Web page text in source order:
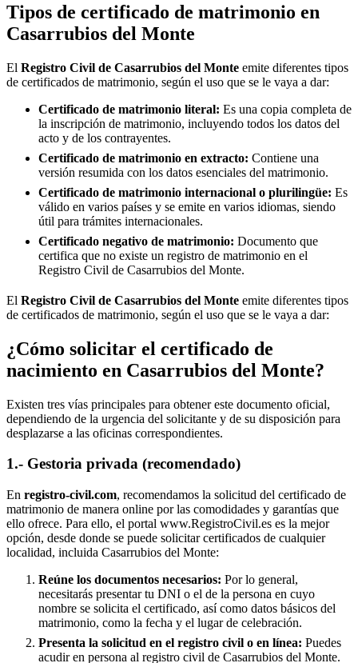
Tipos de certificado de matrimonio en
Casarrubios del Monte
El Registro Civil de Casarrubios del Monte emite diferentes tipos
de certificados de matrimonio, según el uso que se le vaya a dar:
Certificado de matrimonio literal: Es una copia completa de
la inscripción de matrimonio, incluyendo todos los datos del
acto y de los contrayentes.
Certificado de matrimonio en extracto: Contiene una
versión resumida con los datos esenciales del matrimonio.
Certificado de matrimonio internacional o plurilingüe: Es
válido en varios países y se emite en varios idiomas, siendo
útil para trámites internacionales.
Certificado negativo de matrimonio: Documento que
certifica que no existe un registro de matrimonio en el
Registro Civil de Casarrubios del Monte.
El Registro Civil de Casarrubios del Monte emite diferentes tipos
de certificados de matrimonio, según el uso que se le vaya a dar:
¿Cómo solicitar el certificado de
nacimiento en Casarrubios del Monte?
Existen tres vías principales para obtener este documento oficial,
dependiendo de la urgencia del solicitante y de su disposición para
desplazarse a las oficinas correspondientes.
1.- Gestoria privada (recomendado)
En registro-civil.com, recomendamos la solicitud del certificado de
matrimonio de manera online por las comodidades y garantías que
ello ofrece. Para ello, el portal www.RegistroCivil.es es la mejor
opción, desde donde se puede solicitar certificados de cualquier
localidad, incluida Casarrubios del Monte:
Reúne los documentos necesarios: Por lo general,
necesitarás presentar tu DNI o el de la persona en cuyo
nombre se solicita el certificado, así como datos básicos del
matrimonio, como la fecha y el lugar de celebración.
Presenta la solicitud en el registro civil o en línea: Puedes
acudir en persona al registro civil de Casarrubios del Monte.